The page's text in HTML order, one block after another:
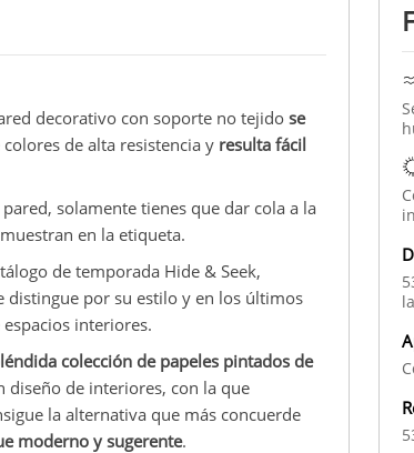
decorativo con soporte no tejido se
de alta resistencia y resulta fácil
solamente tienes que dar cola a la
en la etiqueta.
de temporada Hide & Seek,
distingue por su estilo y en los últimos
interiores.
colección de papeles pintados de
diseño de interiores, con la que
la alternativa que más concuerde
moderno y sugerente.